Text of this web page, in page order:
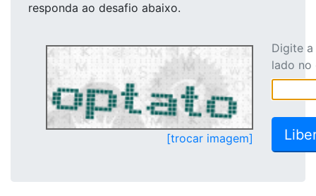
responda ao desafio abaixo.
[trocar imagem]
Digite
lado no